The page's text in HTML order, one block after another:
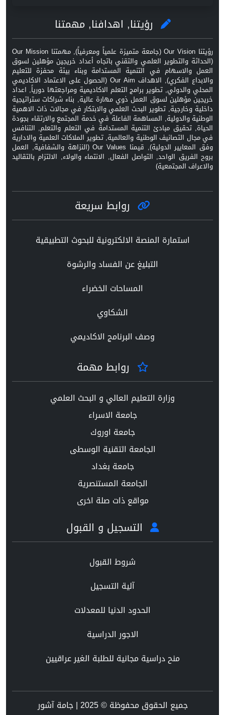
رؤيتنا, اهدافنا, مهمتنا
رؤيتنا Our Vision (جامعة متميزة علمياً ومعرفياً), مهمتنا Our Mission
(الحداثة والتطوير العلمي والتقني باتجاه أعداد خريجين مؤهلين لسوق
العمل والاسهام في التنمية المستدامة وبناء بيئة محفزة للتعليم
والابداع الفكري), الاهداف Our Aim (الحصول على الاعتماد الاكاديمي
المحلي والدولي, تطوير برامج التعلم الاكاديمية ومراجعتها دورياً, اعداد
خريجين مؤهلين لسوق العمل ذوي مهارة عالية, بناء شراكات ستراتيجية
داخلية وخارجية, تطوير البحث العلمي والابتكار في مجالات ذات الاهمية
الوطنية والدولية, المساهمة الفاعلة في خدمة المجتمع والارتقاء بجودة
الحياة, تحقيق مبادئ التنمية المستدامة في التعلم والتعلم, التنافس
في مجال التصانيف الوطنية والعالمية, تطوير الملاكات العلمية والادارية
وفق المعايير الدولية), قيمنا Our Values (النزاهة والشفافية, العمل
بروح الفريق الواحد, التواصل الفعال, الانتماء والولاء, الالتزام بالتقاليد
والاعراف المجتمعية)
روابط سريعة
استمارة المنصة الالكترونية للبحوث التطبيقية
التبليغ عن الفساد والرشوة
المساحات الخضراء
الشكاوي
وصف البرنامج الاكاديمي
روابط مهمة
وزارة التعليم العالي و البحث العلمي
جامعة الاسراء
جامعة اوروك
الجامعة التقنية الوسطى
جامعة بغداد
الجامعة المستنصرية
مواقع ذات صلة اخرى
التسجيل و القبول
شروط القبول
آلية التسجيل
الحدود الدنيا للمعدلات
الاجور الدراسية
منح دراسية مجانية للطلبة الغير عراقيين
جميع الحقوق محفوظة © 2025 | جامة آشور